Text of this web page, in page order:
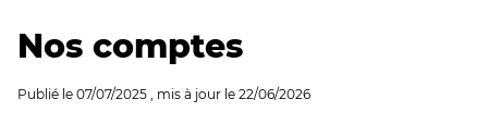
Nos comptes
Publié le 07/07/2025 , mis à jour le 22/06/2026